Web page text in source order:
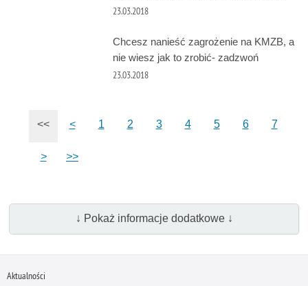
23.03.2018
Chcesz nanieść zagrożenie na KMZB, a
nie wiesz jak to zrobić- zadzwoń
23.03.2018
<< < 1 2 3 4 5 6 7
> >>
↓ Pokaż informacje dodatkowe ↓
Aktualności